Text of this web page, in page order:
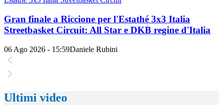
Gran finale a Riccione per l'Estathé 3x3 Italia
Streetbasket Circuit: All Star e DKB regine d'Italia
06 Ago 2026 - 15:59Daniele Rubini
Ultimi video